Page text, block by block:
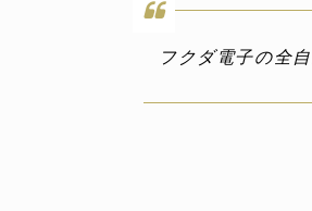
フクダ電子の全